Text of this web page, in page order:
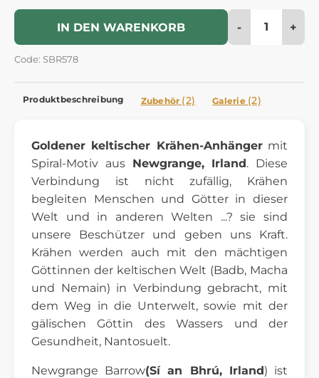
IN DEN WARENKORB - +
Code: SBR578
Produktbeschreibung Zubehör (2) Galerie (2)
Goldener keltischer Krähen-Anhängermit
Spiral-Motiv aus Newgrange, Irland. Diese
Verbindung ist nicht zufällig, Krähen
begleiten Menschen und Götter in dieser
Welt und in anderen Welten ...? sie sind
unsere Beschützer und geben uns Kraft.
Krähen werden auch mit den mächtigen
Göttinnen der keltischen Welt (Badb, Macha
und Nemain) in Verbindung gebracht, mit
dem Weg in die Unterwelt, sowie mit der
gälischen Göttin des Wassers und der
Gesundheit, Nantosuelt.
Newgrange Barrow(Sí an Bhrú, Irland) ist